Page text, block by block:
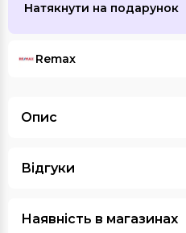
Натякнути на подарунок
Remax
Опис
Відгуки
Наявність в магазинах